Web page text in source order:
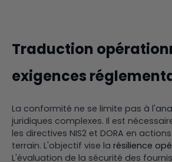
Traduction
exigences
La conformité ne se limite pas à
juridiques complexes. Il est
les directives NIS2 et DORA en
terrain. L'objectif vise la résilience
L'évaluation de la sécurité des